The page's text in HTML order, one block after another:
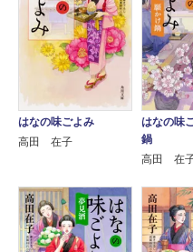
はなの味ごよみ
高田 在子
はなの味
鍋
高田 在